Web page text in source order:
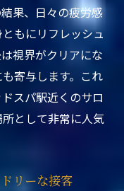
果、日々の疲労感
もにリフレッシュ
視界がクリアにな
寄与します。これ
スパ駅近くのサロ
として非常に人気
リーな接客